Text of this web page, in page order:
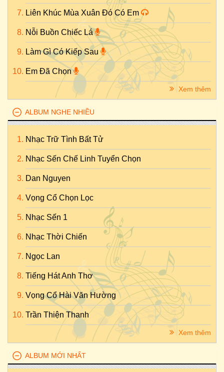
Liên Khúc Mùa Xuân Đó Có Em
Nỗi Buồn Chiếc Lá
Làm Gì Có Kiếp Sau
Em Đã Chọn
Xem thêm
ALBUM NGHE NHIỀU
Nhạc Trữ Tình Bất Tử
Nhạc Sến Chế Linh Tuyển Chọn
Dan Nguyen
Vọng Cổ Chọn Lọc
Nhạc Sến 1
Nhạc Thời Chiến
Ngọc Lan
Tiếng Hát Anh Thơ
Vọng Cổ Hài Văn Hường
Trần Thiện Thanh
Xem thêm
ALBUM MỚI NHẤT